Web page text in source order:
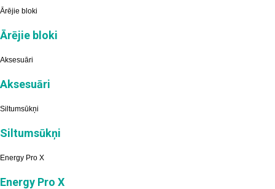
Ārējie bloki
Ārējie bloki
Aksesuāri
Aksesuāri
Siltumsūkņi
Siltumsūkņi
Energy Pro X
Energy Pro X